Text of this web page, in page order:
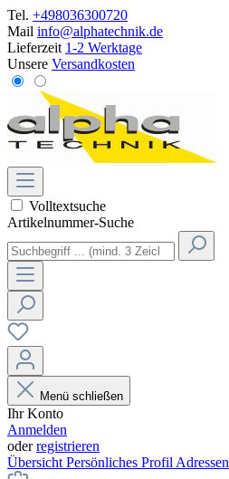
Tel. +498036300720
Mail info@alphatechnik.de
Lieferzeit 1-2 Werktage
Unsere Versandkosten
Volltextsuche
Artikelnummer-Suche
Menü schließen
Ihr Konto
Anmelden
oderregistrieren
Übersicht Persönliches Profil Adressen